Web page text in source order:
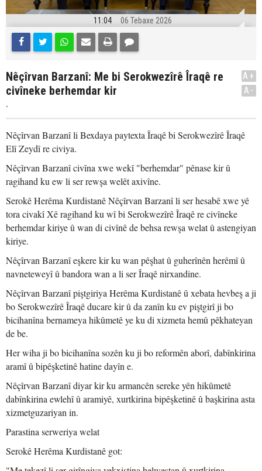
11:04 06 Tebaxe 2026
Nêçîrvan Barzanî: Me bi Serokwezîrê Îraqê re
civîneke berhemdar kir
.
A+
A-
Nêçîrvan Barzanî li Bexdaya paytexta Îraqê bi Serokwezîrê Îraqê
Elî Zeydî re civiya.
Nêçîrvan Barzanî civîna xwe wekî "berhemdar" pênase kir û
ragihand ku ew li ser rewşa welêt axivîne.
Serokê Herêma Kurdistanê Nêçîrvan Barzanî li ser hesabê xwe yê
tora civakî Xê ragihand ku wî bi Serokwezîrê Îraqê re civîneke
berhemdar kiriye û wan di civînê de behsa rewşa welat û astengiyan
kiriye.
Nêçîrvan Barzanî eşkere kir ku wan pêşhat û guherînên herêmî û
navneteweyî û bandora wan a li ser Îraqê nirxandine.
Nêçîrvan Barzanî piştgiriya Herêma Kurdistanê û xebata hevbeş a ji
bo Serokwezîrê Îraqê ducare kir û da zanîn ku ev piştgirî ji bo
bicihanîna bernameya hikûmetê ye ku di xizmeta hemû pêkhateyan
de be.
Her wiha ji bo bicihanîna sozên ku ji bo reformên aborî, dabînkirina
aramî û bipêşketinê hatine dayîn e.
Nêçîrvan Barzanî diyar kir ku armancên sereke yên hikûmetê
dabînkirina ewlehî û aramiyê, xurtkirina bipêşketinê û başkirina asta
xizmetguzariyan in.
Parastina serweriya welat
Serokê Herêma Kurdistanê got: